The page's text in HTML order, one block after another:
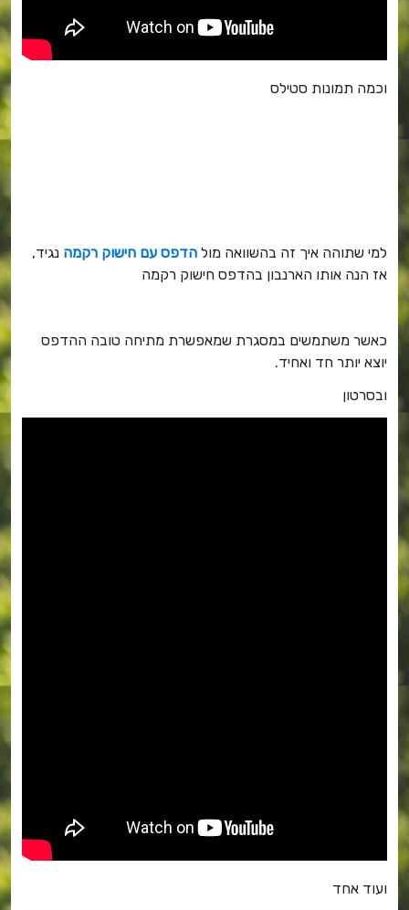
וכמה תמונות סטילס
למי שתוהה איך זה בהשוואה מול הדפס עם חישוק רקמה נגיד,
אז הנה אותו הארנבון בהדפס חישוק רקמה
כאשר משתמשים במסגרת שמאפשרת מתיחה טובה ההדפס
יוצא יותר חד ואחיד.
ובסרטון
ועוד אחד